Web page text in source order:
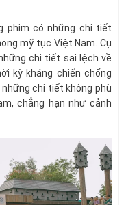
phim có những chi tiết
mỹ tục Việt Nam. Cụ
chi tiết sai lệch về
kỳ kháng chiến chống
những chi tiết không phù
chẳng hạn như cảnh